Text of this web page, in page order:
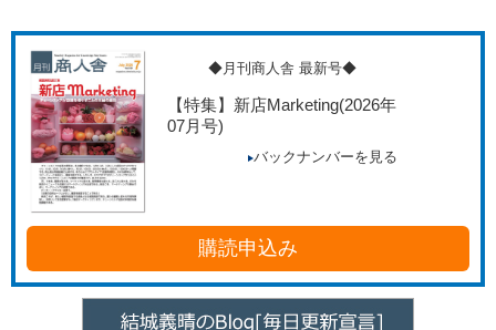
◆月刊商人舎 最新号◆
【特集】新店Marketing(2026年
07月号)
バックナンバーを見る
購読申込み